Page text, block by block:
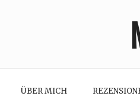
ÜBER MICH